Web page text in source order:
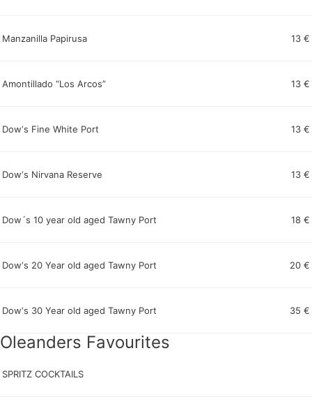
Manzanilla Papirusa 13 €
Amontillado “Los Arcos” 13 €
Dow‘s Fine White Port 13 €
Dow‘s Nirvana Reserve 13 €
Dow´s 10 year old aged Tawny Port 18 €
Dow‘s 20 Year old aged Tawny Port 20 €
Dow‘s 30 Year old aged Tawny Port 35 €
Oleanders Favourites
SPRITZ COCKTAILS